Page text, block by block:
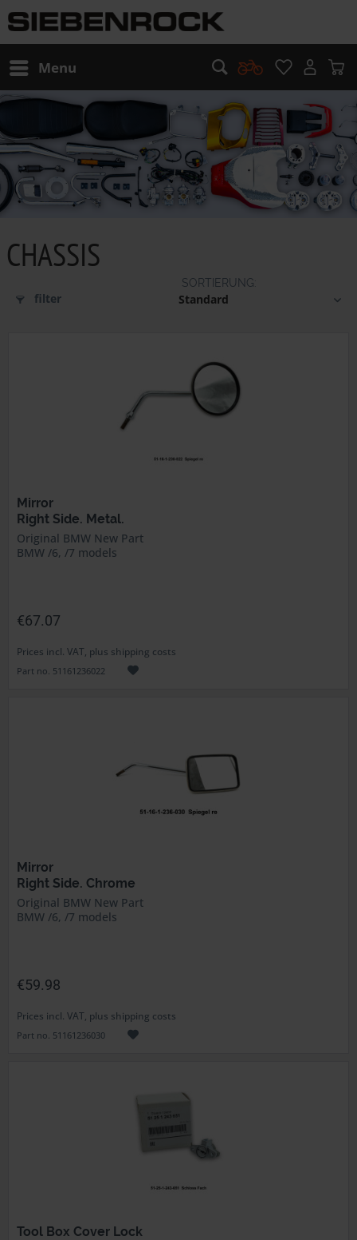
Menu
CHASSIS
filter
Mirror
Right Side. Metal.
Original BMW New Part
BMW /6, /7 models
€67.07
Prices incl. VAT, plus shipping costs
Part no. 51161236022
Mirror
Right Side. Chrome
Original BMW New Part
BMW /6, /7 models
€59.98
Prices incl. VAT, plus shipping costs
Part no. 51161236030
Tool Box Cover Lock